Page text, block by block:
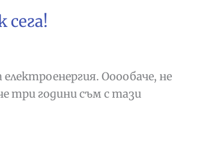
сега!
Ооообаче, не
три години съм с тази